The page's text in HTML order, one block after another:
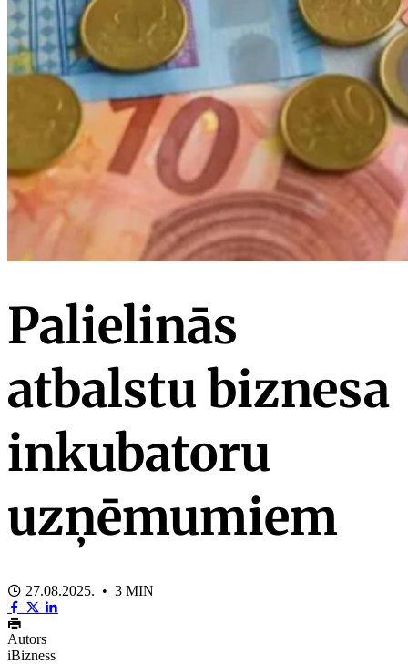
Palielinās
atbalstu biznesa
inkubatoru
uzņēmumiem
27.08.2025. • 3 MIN
Autors
iBizness